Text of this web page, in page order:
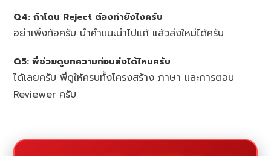
Q4: ถ้าโดน Reject ต้องทำยังไงครับ
อย่าเพิ่งท้อครับ นำคำแนะนำไปแก้ แล้วส่งใหม่ได้ครับ
Q5: พี่ช่วยดูบทความก่อนส่งได้ไหมครับ
ได้เลยครับ พี่ดูให้ครบทั้งโครงสร้าง ภาษา และการตอบ
Reviewer ครับ